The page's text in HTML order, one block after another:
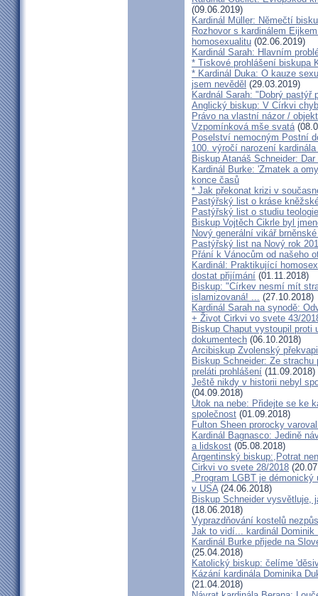
(09.06.2019)
Kardinál Müller: Němečtí
Rozhovor s kardinálem
homosexualitu (02.06.2019)
Kardinál Sarah: Hlavním
* Tiskové prohlášení biskupa
* Kardinál Duka: O kauze
jsem nevěděl (29.03.2019)
Kardnál Sarah: "Dobrý
Anglický biskup: V Církvi
Právo na vlastní názor /
Vzpomínková mše svatá
Poselství nemocným Postní
100. výročí narození
Biskup Atanáš Schneider:
Kardinál Burke: 'Zmatek a
konce časů
* Jak překonat krizi v
Pastýřský list o kráse
Pastýřský list o studiu teologie
Biskup Vojtěch Cikrle byl
Nový generální vikář
Pastýřský list na Nový rok
Přání k Vánocům od našeho
Kardinál: Praktikující
dostat přijímání (01.11.2018)
Biskup: "Církev nesmí mít
islamizovaná! ... (27.10.2018)
Kardinál Sarah na synodě:
+ Život Cirkvi vo svete 43/
Biskup Chaput vystoupil
dokumentech (06.10.2018)
Arcibiskup Zvolenský
Biskup Schneider: Ze
preláti prohlášení (11.09.2018)
Ještě nikdy v historii nebyl
(04.09.2018)
Útok na nebe: Přidejte se ke
společnost (01.09.2018)
Fulton Sheen prorocky
Kardinál Bagnasco: Jedině
a lidskost (05.08.2018)
Argentinský biskup:,Potrat
Cirkvi vo svete 28/2018
„Program LGBT je
v USA(24.06.2018)
Biskup Schneider vysvětluje,
(18.06.2018)
Vyprazdňování kostelů
Jak to vidí... kardinál Dominik
Kardinál Burke přijede na
(25.04.2018)
Katolický biskup: čelíme
Kázání kardinála Dominika
(21.04.2018)